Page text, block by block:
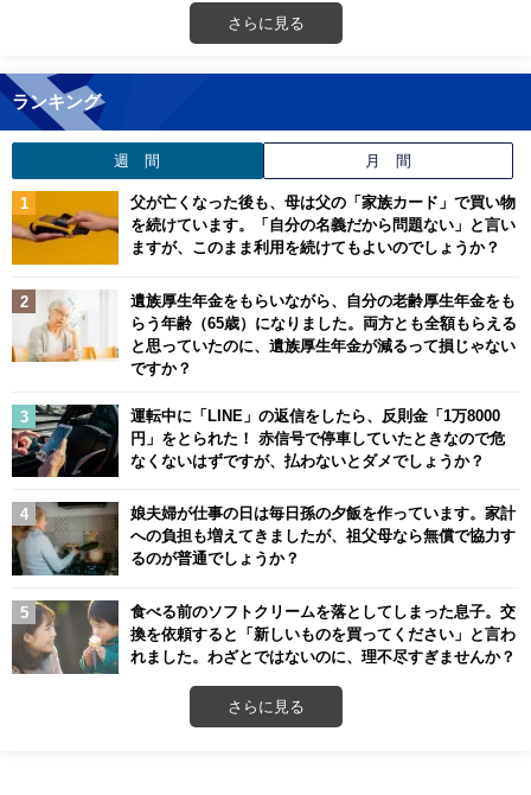
さらに見る
ランキング
週 間 月 間
父が亡くなった後も、母は父の「家族カード」で買い物
を続けています。「自分の名義だから問題ない」と言い
ますが、このまま利用を続けてもよいのでしょうか？
遺族厚生年金をもらいながら、自分の老齢厚生年金をも
らう年齢（65歳）になりました。両方とも全額もらえる
と思っていたのに、遺族厚生年金が減るって損じゃない
ですか？
運転中に「LINE」の返信をしたら、反則金「1万8000
円」をとられた！ 赤信号で停車していたときなので危
なくないはずですが、払わないとダメでしょうか？
娘夫婦が仕事の日は毎日孫の夕飯を作っています。家計
への負担も増えてきましたが、祖父母なら無償で協力す
るのが普通でしょうか？
食べる前のソフトクリームを落としてしまった息子。交
換を依頼すると「新しいものを買ってください」と言わ
れました。わざとではないのに、理不尽すぎませんか？
さらに見る